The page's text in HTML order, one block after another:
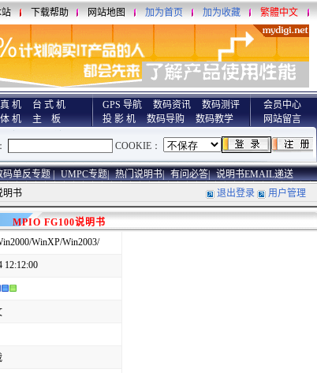
下载帮助 网站地图 加为首页 加为收藏 繁體中文
机
台 式 机
机 主 板
GPS 导航 数码资讯
数码测评
投 影 机
数码导购 数码教学
会员中心
网站留言
码单反专题 | UMPC专题| 热门说明书| 有问必答| 说明书EMAIL递送
明书 退出登录 用户管理
MPIO FG100说明书
WinXP/Win2003/
12:12:00